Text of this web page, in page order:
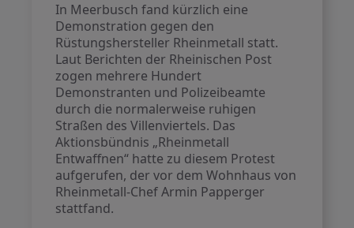
In Meerbusch fand kürzlich eine
Demonstration gegen den
Rüstungshersteller Rheinmetall statt.
Laut Berichten der Rheinischen Post
zogen mehrere Hundert
Demonstranten und Polizeibeamte
durch die normalerweise ruhigen
Straßen des Villenviertels. Das
Aktionsbündnis „Rheinmetall
Entwaffnen“ hatte zu diesem Protest
aufgerufen, der vor dem Wohnhaus von
Rheinmetall-Chef Armin Papperger
stattfand.